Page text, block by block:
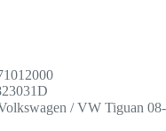
/ VW Tiguan